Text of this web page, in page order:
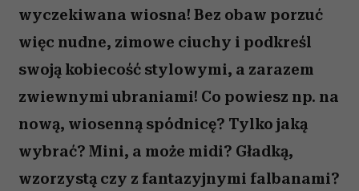
wyczekiwana wiosna! Bez obaw porzuć
więc nudne, zimowe ciuchy i podkreśl
swoją kobiecość stylowymi, a zarazem
zwiewnymi ubraniami! Co powiesz np. na
nową, wiosenną spódnicę? Tylko jaką
wybrać? Mini, a może midi? Gładką,
wzorzystą czy z fantazyjnymi falbanami?